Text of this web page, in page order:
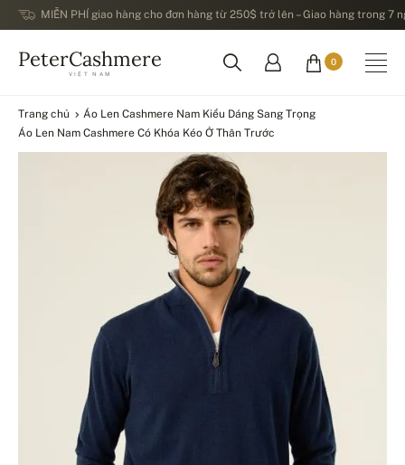
MIỄN PHÍ giao hàng cho đơn hàng từ 250$ trở lên – Giao hàng trong 7
PeterCashmere
VIỆT NAM
0
Trang chủ
Áo Len Cashmere Nam Kiểu Dáng Sang Trọng
Áo Len Nam Cashmere Có Khóa Kéo Ở Thân Trước